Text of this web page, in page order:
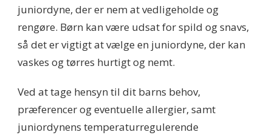
juniordyne, der er nem at vedligeholde og
rengøre. Børn kan være udsat for spild og snavs,
så det er vigtigt at vælge en juniordyne, der kan
vaskes og tørres hurtigt og nemt.
Ved at tage hensyn til dit barns behov,
præferencer og eventuelle allergier, samt
juniordynens temperaturregulerende